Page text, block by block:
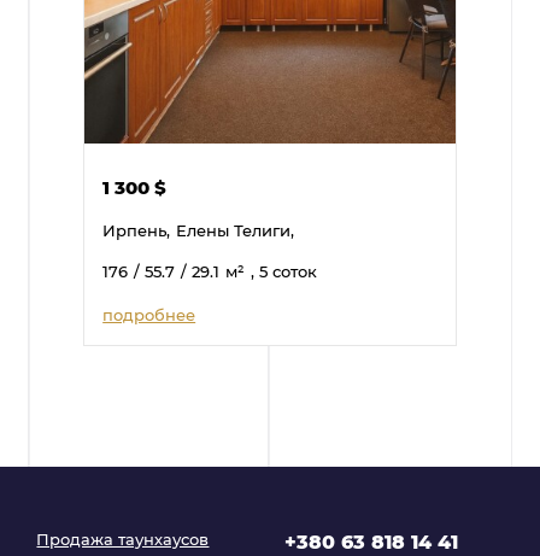
1 300$
Ирпень, Елены Телиги,
176 / 55.7 / 29.1 м² , 5 соток
подробнее
Продажа таунхаусов
+380 63 818 14 41